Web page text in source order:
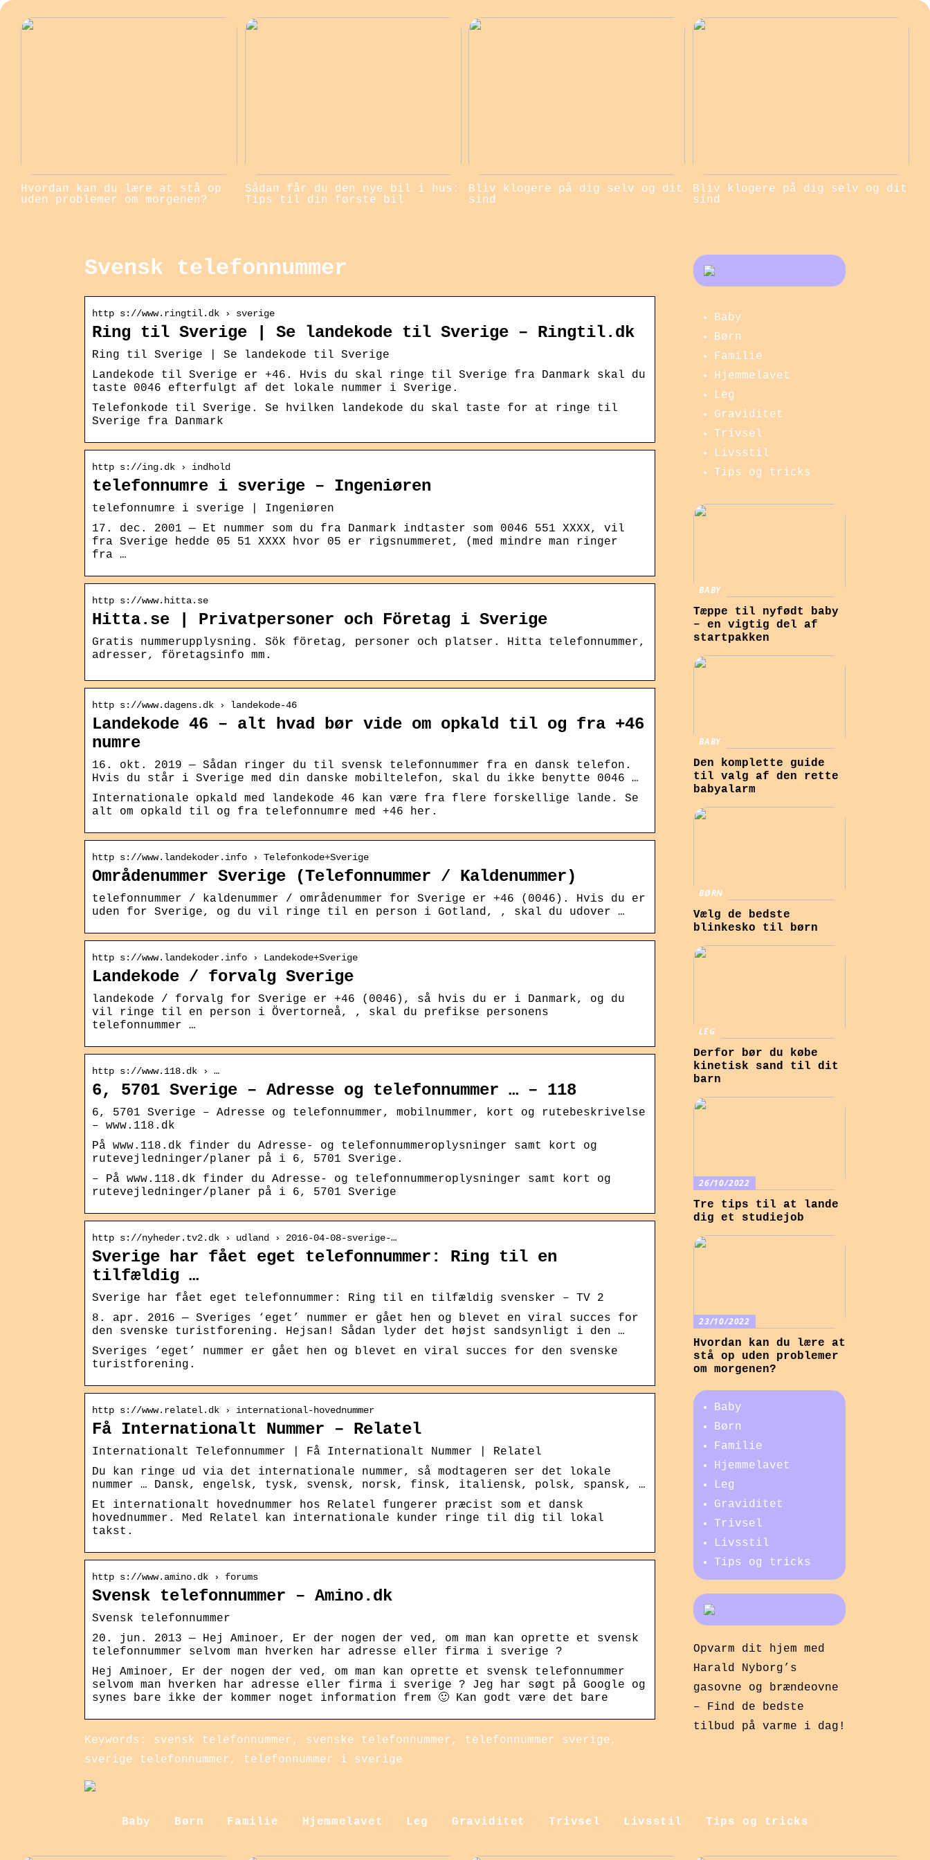
Hvordan kan du lære at stå op
uden problemer om morgenen?
Sådan får du den nye bil i hus:
Tips til din første bil
Bliv klogere på dig selv og dit
sind
Bliv klogere på dig selv og dit
sind
Svensk telefonnummer
http s://www.ringtil.dk › sverige
Ring til Sverige | Se landekode til Sverige – Ringtil.dk
Ring til Sverige | Se landekode til Sverige
Landekode til Sverige er +46. Hvis du skal ringe til Sverige fra Danmark skal du
taste 0046 efterfulgt af det lokale nummer i Sverige.
Telefonkode til Sverige. Se hvilken landekode du skal taste for at ringe til
Sverige fra Danmark
http s://ing.dk › indhold
telefonnumre i sverige – Ingeniøren
telefonnumre i sverige | Ingeniøren
17. dec. 2001 — Et nummer som du fra Danmark indtaster som 0046 551 XXXX, vil
fra Sverige hedde 05 51 XXXX hvor 05 er rigsnummeret, (med mindre man ringer
fra …
http s://www.hitta.se
Hitta.se | Privatpersoner och Företag i Sverige
Gratis nummerupplysning. Sök företag, personer och platser. Hitta telefonnummer,
adresser, företagsinfo mm.
http s://www.dagens.dk › landekode-46
Landekode 46 – alt hvad bør vide om opkald til og fra +46
numre
16. okt. 2019 — Sådan ringer du til svensk telefonnummer fra en dansk telefon.
Hvis du står i Sverige med din danske mobiltelefon, skal du ikke benytte 0046 …
Internationale opkald med landekode 46 kan være fra flere forskellige lande. Se
alt om opkald til og fra telefonnumre med +46 her.
http s://www.landekoder.info › Telefonkode+Sverige
Områdenummer Sverige (Telefonnummer / Kaldenummer)
telefonnummer / kaldenummer / områdenummer for Sverige er +46 (0046). Hvis du er
uden for Sverige, og du vil ringe til en person i Gotland, , skal du udover …
http s://www.landekoder.info › Landekode+Sverige
Landekode / forvalg Sverige
landekode / forvalg for Sverige er +46 (0046), så hvis du er i Danmark, og du
vil ringe til en person i Övertorneå, , skal du prefikse personens
telefonnummer …
http s://www.118.dk › …
6, 5701 Sverige – Adresse og telefonnummer … – 118
6, 5701 Sverige – Adresse og telefonnummer, mobilnummer, kort og rutebeskrivelse
– www.118.dk
På www.118.dk finder du Adresse- og telefonnummeroplysninger samt kort og
rutevejledninger/planer på i 6, 5701 Sverige.
– På www.118.dk finder du Adresse- og telefonnummeroplysninger samt kort og
rutevejledninger/planer på i 6, 5701 Sverige
http s://nyheder.tv2.dk › udland › 2016-04-08-sverige-…
Sverige har fået eget telefonnummer: Ring til en
tilfældig …
Sverige har fået eget telefonnummer: Ring til en tilfældig svensker – TV 2
8. apr. 2016 — Sveriges ‘eget’ nummer er gået hen og blevet en viral succes for
den svenske turistforening. Hejsan! Sådan lyder det højst sandsynligt i den …
Sveriges ‘eget’ nummer er gået hen og blevet en viral succes for den svenske
turistforening.
http s://www.relatel.dk › international-hovednummer
Få Internationalt Nummer – Relatel
Internationalt Telefonnummer | Få Internationalt Nummer | Relatel
Du kan ringe ud via det internationale nummer, så modtageren ser det lokale
nummer … Dansk, engelsk, tysk, svensk, norsk, finsk, italiensk, polsk, spansk, …
Et internationalt hovednummer hos Relatel fungerer præcist som et dansk
hovednummer. Med Relatel kan internationale kunder ringe til dig til lokal
takst.
http s://www.amino.dk › forums
Svensk telefonnummer – Amino.dk
Svensk telefonnummer
20. jun. 2013 — Hej Aminoer, Er der nogen der ved, om man kan oprette et svensk
telefonnummer selvom man hverken har adresse eller firma i sverige ?
Hej Aminoer, Er der nogen der ved, om man kan oprette et svensk telefonnummer
selvom man hverken har adresse eller firma i sverige ? Jeg har søgt på Google og
synes bare ikke der kommer noget information frem 🙂 Kan godt være det bare
Keywords: svensk telefonnummer, svenske telefonnummer, telefonnummer sverige,
sverige telefonnummer, telefonnummer i sverige
Baby
Børn
Familie
Hjemmelavet
Leg
Graviditet
Trivsel
Livsstil
Tips og tricks
BABY
Tæppe til nyfødt baby
– en vigtig del af
startpakken
BABY
Den komplette guide
til valg af den rette
babyalarm
BØRN
Vælg de bedste
blinkesko til børn
LEG
Derfor bør du købe
kinetisk sand til dit
barn
26/10/2022
Tre tips til at lande
dig et studiejob
23/10/2022
Hvordan kan du lære at
stå op uden problemer
om morgenen?
Baby
Børn
Familie
Hjemmelavet
Leg
Graviditet
Trivsel
Livsstil
Tips og tricks
Opvarm dit hjem med
Harald Nyborg’s
gasovne og brændeovne
– Find de bedste
tilbud på varme i dag!
Baby Børn Familie Hjemmelavet Leg Graviditet Trivsel Livsstil Tips og tricks